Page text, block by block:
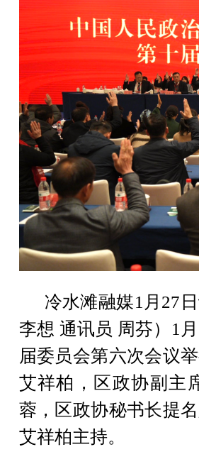
冷水滩融媒1月27
李想 通讯员 周芬）1
届委员会第六次会议
艾祥柏，区政协副主
蓉，区政协秘书长提
艾祥柏主持。